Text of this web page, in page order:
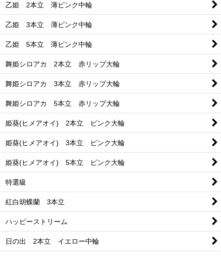
乙姫 2本立 薄ピンク中輪
乙姫 3本立 薄ピンク中輪
乙姫 5本立 薄ピンク中輪
舞姫シロアカ 2本立 赤リップ大輪
舞姫シロアカ 3本立 赤リップ大輪
舞姫シロアカ 5本立 赤リップ大輪
姫葵(ヒメアオイ) 2本立 ピンク大輪
姫葵(ヒメアオイ) 3本立 ピンク大輪
姫葵(ヒメアオイ) 5本立 ピンク大輪
特選級
紅白胡蝶蘭 3本立
ハッピーストリーム
日の出 2本立 イエロー中輪